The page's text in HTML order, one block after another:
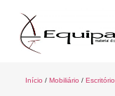
Início / Mobiliário / Escritório